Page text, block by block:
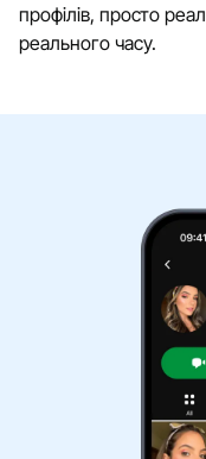
профілів, просто
реального часу.